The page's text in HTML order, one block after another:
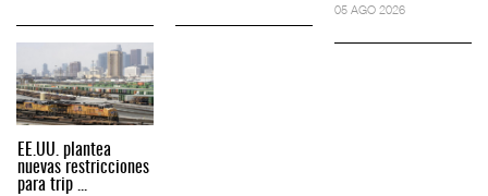
EE.UU. plantea
nuevas restricciones
para trip ...
05 AGO 2026